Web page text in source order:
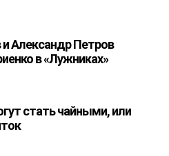
и Александр Петров
в «Лужниках»
стать чайными, или